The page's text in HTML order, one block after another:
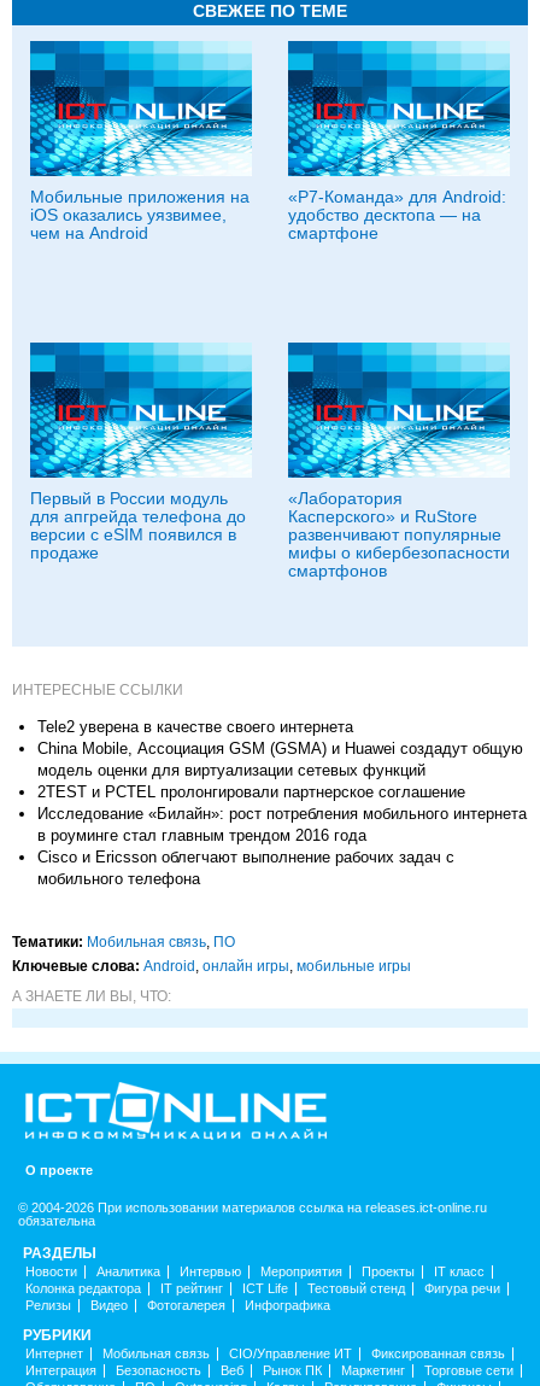
СВЕЖЕЕ ПО ТЕМЕ
Мобильные приложения на
iOS оказались уязвимее,
чем на Android
«Р7-Команда» для Android:
удобство десктопа — на
смартфоне
Первый в России модуль
для апгрейда телефона до
версии с eSIM появился в
продаже
«Лаборатория
Касперского» и RuStore
развенчивают популярные
мифы о кибербезопасности
смартфонов
ИНТЕРЕСНЫЕ ССЫЛКИ
Tele2 уверена в качестве своего интернета
China Mobile, Ассоциация GSM (GSMA) и Huawei создадут общую
модель оценки для виртуализации сетевых функций
2TEST и PCTEL пролонгировали партнерское соглашение
Исследование «Билайн»: рост потребления мобильного интернета
в роуминге стал главным трендом 2016 года
Cisco и Ericsson облегчают выполнение рабочих задач с
мобильного телефона
Тематики: Мобильная связь, ПО
Ключевые слова: Android , онлайн игры, мобильные игры
А ЗНАЕТЕ ЛИ ВЫ, ЧТО:
О проекте
© 2004-2026 При использовании материалов ссылка на releases.ict-online.ru
обязательна
РАЗДЕЛЫ
Новости Аналитика Интервью Мероприятия Проекты
IT класс
Колонка редактора
IT рейтинг ICT Life Тестовый стенд
Фигура речи
Релизы
Видео Фотогалерея Инфографика
РУБРИКИ
Интернет Мобильная связь CIO/Управление ИТ
Фиксированная связь
Интеграция
Безопасность Веб Рынок ПК Маркетинг
Торговые сети